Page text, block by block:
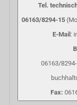
Tel.
06163/8294-15
E-Mail :
06163/
Fax: